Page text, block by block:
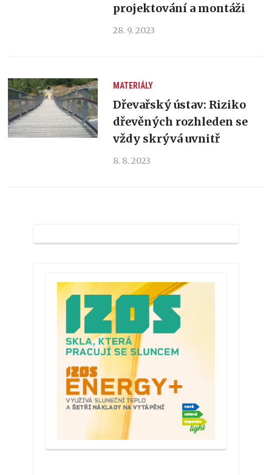
projektování a montáži
28. 9. 2023
MATERIÁLY
Dřevařský ústav: Riziko
dřevěných rozhleden se
vždy skrývá uvnitř
8. 8. 2023